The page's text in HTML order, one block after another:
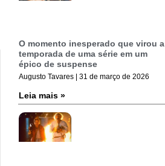
O momento inesperado que virou a
temporada de uma série em um
épico de suspense
Augusto Tavares 31 de março de 2026
Leia mais »